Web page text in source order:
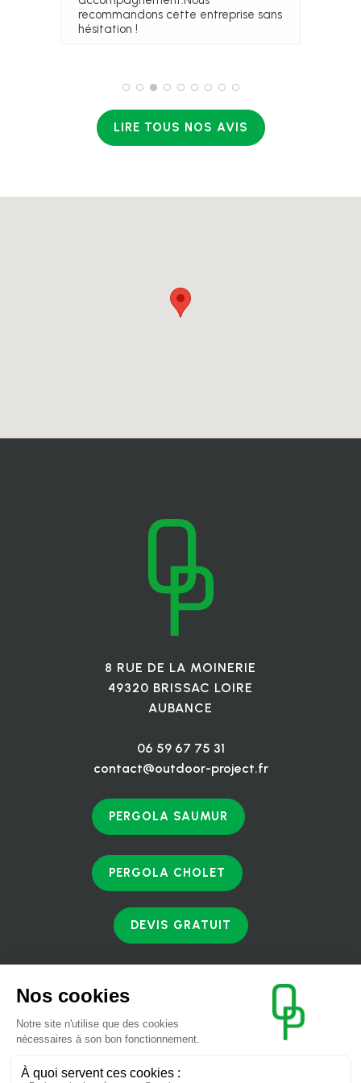
recommandons cette entreprise sans
hésitation !
LIRE TOUS NOS AVIS
8 RUE DE LA MOINERIE
49320 BRISSAC LOIRE
AUBANCE
06 59 67 75 31
contact@outdoor-project.fr
PERGOLA SAUMUR
PERGOLA CHOLET
DEVIS GRATUIT